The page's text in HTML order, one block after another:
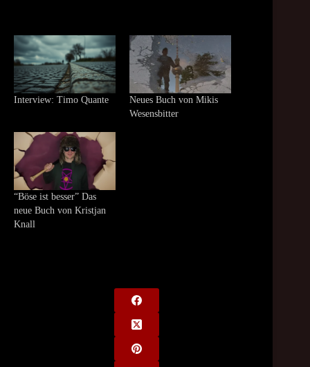
Interview: Timo Quante
Neues Buch von Mikis
Wesensbitter
“Böse ist besser” Das
neue Buch von Kristjan
Knall